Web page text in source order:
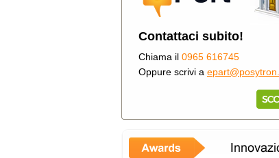
Contattaci subito!
Chiama il 0965 616745
Oppure scrivi a